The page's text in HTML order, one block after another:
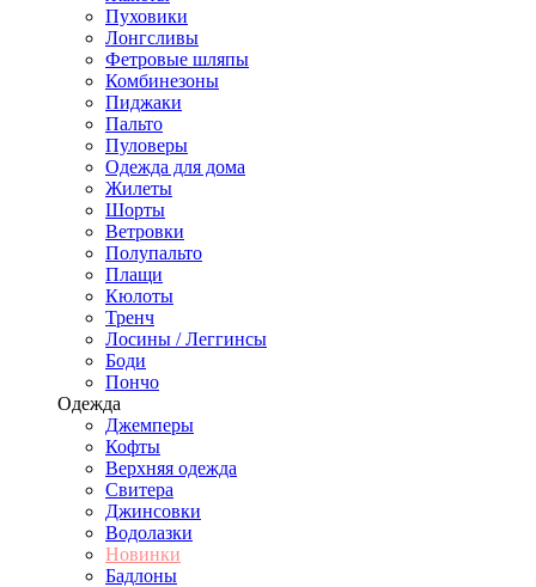
Пуховики
Лонгсливы
Фетровые шляпы
Комбинезоны
Пиджаки
Пальто
Пуловеры
Одежда для дома
Жилеты
Шорты
Ветровки
Полупальто
Плащи
Кюлоты
Тренч
Лосины / Леггинсы
Боди
Пончо
Одежда
Джемперы
Кофты
Верхняя одежда
Свитера
Джинсовки
Водолазки
Новинки
Бадлоны